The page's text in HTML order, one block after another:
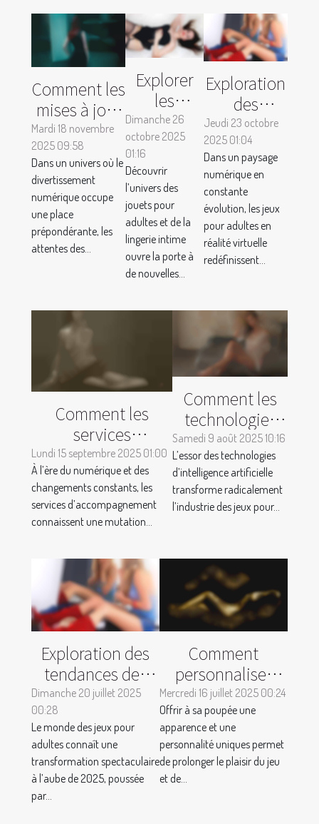
Comment les
mises à jour
quotidiennes
améliorent-
elles votre
expérience
de streaming
vidéo ?
Mardi 18 novembre
2025 09:58
Dans un univers où le
divertissement
numérique occupe
une place
prépondérante, les
attentes des...
Explorer
les
avantages
des jouets
pour
adultes et
de la
lingerie
intime
Dimanche 26
octobre 2025
01:16
Découvrir
l’univers des
jouets pour
adultes et de la
lingerie intime
ouvre la porte à
de nouvelles...
Exploration
des
tendances
émergentes
des jeux
pour
adultes en
réalité
virtuelle
Jeudi 23 octobre
2025 01:04
Dans un paysage
numérique en
constante
évolution, les jeux
pour adultes en
réalité virtuelle
redéfinissent...
Comment les
services
d'accompagnement
évoluent-ils dans
un contexte
moderne ?
Lundi 15 septembre 2025 01:00
À l’ère du numérique et des
changements constants, les
services d’accompagnement
connaissent une mutation...
Comment les
technologies
d'IA
révolutionnent-
elles l'industrie
des jeux pour
Samedi 9 août 2025 10:16
L’essor des technologies
d’intelligence artificielle
transforme radicalement
l’industrie des jeux pour...
Exploration des
tendances des
jeux pour adultes
évolution et
innovation
Dimanche 20 juillet 2025
00:28
Le monde des jeux pour
adultes connaît une
transformation spectaculaire
à l’aube de 2025, poussée
par...
Comment
personnaliser
votre poupée
pour une
expérience
unique ?
Mercredi 16 juillet 2025 00:24
Offrir à sa poupée une
apparence et une
personnalité uniques permet
de prolonger le plaisir du jeu
et de...